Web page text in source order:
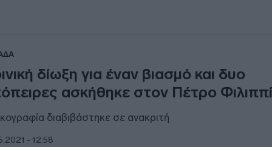
δίωξη για έναν βιασμό και δυο
ασκήθηκε στον Πέτρο
διαβιβάστηκε σε ανακριτή
- 12:58